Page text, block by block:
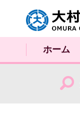
大村市
ホーム